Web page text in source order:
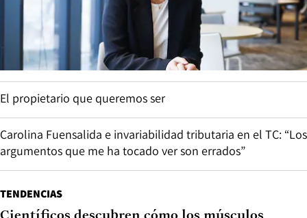
El propietario que queremos ser
Carolina Fuensalida e invariabilidad tributaria en el TC: “Los
argumentos que me ha tocado ver son errados”
TENDENCIAS